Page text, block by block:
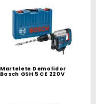
Martelete Demolidor
Bosch GSH 5 CE 220V